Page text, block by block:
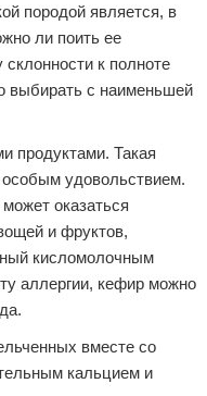
породой является, в
ли поить ее
к полноте
выбирать с наименьшей
продуктами. Такая
удовольствием.
оказаться
и фруктов,
кисломолочным
аллергии, кефир можно
вместе со
кальцием и